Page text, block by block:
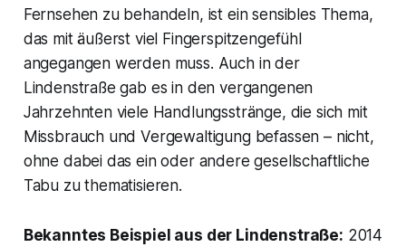
Fernsehen zu behandeln, ist ein sensibles Thema,
das mit äußerst viel Fingerspitzengefühl
angegangen werden muss. Auch in der
Lindenstraße gab es in den vergangenen
Jahrzehnten viele Handlungsstränge, die sich mit
Missbrauch und Vergewaltigung befassen – nicht,
ohne dabei das ein oder andere gesellschaftliche
Tabu zu thematisieren.
Bekanntes Beispiel aus der Lindenstraße: 2014